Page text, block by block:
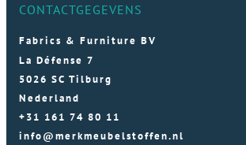
CONTACTGEGEVENS
Fabrics & Furniture BV
La Défense 7
5026 SC Tilburg
Nederland
+31 161 74 80 11
info@merkmeubelstoffen.nl